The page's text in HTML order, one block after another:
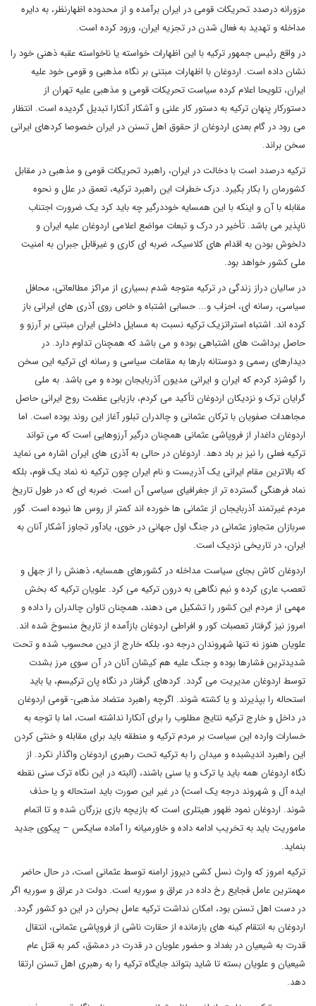
مزورانه درصدد تحریکات قومی در ایران برآمده و از محدوده اظهارنظر، به دایره
مداخله و تهدید به فعال شدن در تجزیه ایران، ورود کرده است.
در واقع رئیس جمهور ترکیه با این اظهارات خواسته یا ناخواسته عقبه ذهنی خود را
نشان داده است. اردوغان با اظهارات مبتنی بر نگاه مذهبی و قومی خود علیه
ایران، تلویحا اعلام کرده سیاست تحریکات قومی و مذهبی علیه تهران از
دستورکار پنهان ترکیه به دستور کار علنی و آشکار آنکارا تبدیل گردیده است. انتظار
می رود در گام بعدی اردوغان از حقوق اهل تسنن در ایران خصوصا کردهای ایرانی
سخن براند.
ترکیه درصدد است با دخالت در ایران، راهبرد تحریکات قومی و مذهبی در مقابل
کشورمان را بکار بگیرد. درک خطرات این راهبرد ترکیه، تعمق در علل و نحوه
مقابله با آن و اینکه با این همسایه خوددرگیر چه باید کرد یک ضرورت اجتناب
ناپذیر می باشد. تأخیر در درک و تبعات مواضع اعلامی اردوغان علیه ایران و
دلخوش بودن به اقدام های کلاسیک، ضربه ای کاری و غیرقابل جبران به امنیت
ملی کشور خواهد بود.
در سالیان دراز زندگی در ترکیه متوجه شدم بسیاری از مراکز مطالعاتی، محافل
سیاسی، رسانه ای، احزاب و... حسابی اشتباه و خاص روی آذری های ایرانی باز
کرده اند. اشتباه استراتزیک ترکیه نسبت به مسایل داخلی ایران مبتنی بر آرزو و
حاصل برداشت های اشتباهی بوده و می باشد که همچنان تداوم دارد. در
دیدارهای رسمی و دوستانه بارها به مقامات سیاسی و رسانه ای ترکیه این سخن
را گوشزد کردم که ایران و ایرانی مدیون آذربایجان بوده و می باشد. به ملی
گرایان ترک و نزدیکان اردوغان تأکید می کردم، بازیابی عظمت روح ایرانی حاصل
مجاهدات صفویان با ترکان عثمانی و چالدران تبلور آغاز این روند بوده است. اما
اردوغان داغدار از فروپاشی عثمانی همچنان درگیر آرزوهایی است که می تواند
ترکیه فعلی را نیز بر باد دهد. اردوغان در حالی به آذری های ایران اشاره می نماید
که بالاترین مقام ایرانی یک آذریست و نام ایران چون ترکیه نه نماد یک قوم، بلکه
نماد فرهنگی گسترده تر از جغرافیای سیاسی آن است. ضربه ای که در طول تاریخ
مردم غیرتمند آذربایجان از عثمانی ها خورده اند کمتر از روس ها نبوده است. گور
سربازان متجاوز عثمانی در جنگ اول جهانی در خوی، یادآور تجاوز آشکار آنان به
ایران، در تاریخی نزدیک است.
اردوغان کاش بجای سیاست مداخله در کشورهای همسایه، ذهنش را از جهل و
تعصب عاری کرده و نیم نگاهی به درون ترکیه می کرد. علویان ترکیه که بخش
مهمی از مردم این کشور را تشکیل می دهند، همچنان تاوان چالدران را داده و
امروز نیز گرفتار تعصبات کور و افراطی اردوغان بازآمده از تاریخ منسوخ شده اند.
علویان هنوز نه تنها شهروندان درجه دو، بلکه خارج از دین محسوب شده و تحت
شدیدترین فشارها بوده و جنگ علیه هم کیشان آنان در آن سوی مرز بشدت
توسط اردوغان مدیریت می گردد. کردهای گرفتار در نگاه پان ترکیسم، یا باید
استحاله را بپذیرند و یا کشته شوند. اگرچه راهبرد متضاد مذهبی- قومی اردوغان
در داخل و خارج ترکیه نتایج مطلوب را برای آنکارا نداشته است، اما با توجه به
خسارات وارده این سیاست بر مردم ترکیه و منطقه باید برای مقابله و خنثی کردن
این راهبرد اندیشبده و میدان را به ترکیه تحت رهبری اردوغان واگذار نکرد. از
نگاه اردوغان همه باید یا ترک و یا سنی باشند، (البته در این نگاه ترک سنی نقطه
ایده آل و شهروند درجه یک است) در غیر این صورت باید استحاله و یا حذف
شوند. اردوغان نمود ظهور هیتلری است که بازیچه بازی بزرگان شده و تا اتمام
ماموریت باید به تخریب ادامه داده و خاورمیانه را آماده سایکس – پیکوی جدید
بنماید.
ترکیه امروز که وارث نسل کشی دیروز ارامنه توسط عثمانی است، در حال حاضر
مهمترین عامل فجایع رخ داده در عراق و سوریه است. دولت در عراق و سوریه اگر
در دست اهل تسنن بود، امکان نداشت ترکیه عامل بحران در این دو کشور گردد.
اردوغان به انتقام کینه های بازمانده از حقارت ناشی از فروپاشی عثمانی، انتقال
قدرت به شیعیان در بغداد و حضور علویان در قدرت در دمشق، کمر به قتل عام
شیعیان و علویان بسته تا شاید بتواند جایگاه ترکیه را به رهبری اهل تسنن ارتقا
دهد.